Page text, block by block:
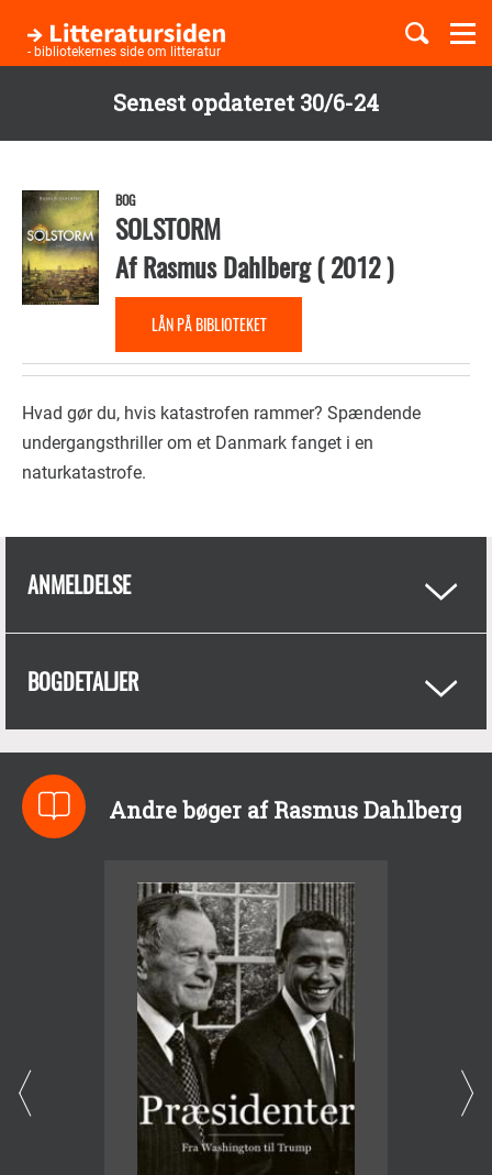
Senest opdateret 30/6-24
hovedindhold
- bibliotekernes side om litteratur
Børnebøger
Temaer
BOG
SOLSTORM
AfRasmus Dahlberg(2012)
LÅN PÅ BIBLIOTEKET
Hvad gør du, hvis katastrofen rammer? Spændende
undergangsthriller om et Danmark fanget i en
naturkatastrofe.
ANMELDELSE
BOGDETALJER
Andre bøger af Rasmus Dahlberg